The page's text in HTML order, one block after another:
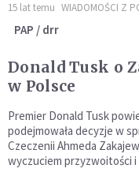
15 lat temu WIADOMOŚCI Z
PAP / drr
Donald Tusk o
w Polsce
Premier Donald Tusk
podejmowała decyzje w
Czeczenii Ahmeda
wyczuciem przyzwoitości